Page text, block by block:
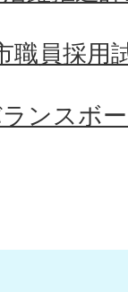
職員採用
ンスボ